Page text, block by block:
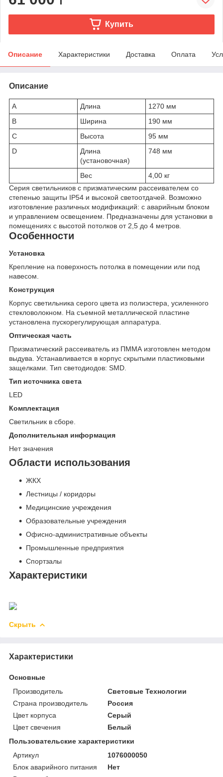
Купить
Описание Характеристики Доставка Оплата
Описание
A Длина
1270 мм
B
Ширина
190 мм
C
Высота
95 мм
D
Длина
(установочная)
748 мм
Вес
4,00 кг
Серия светильников с призматическим рассеивателем со
степенью защиты IP54 и высокой светоотдачей. Возможно
изготовление различных модификаций: с аварийным блоком
и управлением освещением. Предназначены для установки в
помещениях с высотой потолков от 2,5 до 4 метров.
Особенности
Установка
Крепление на поверхность потолка в помещении или под
навесом.
Конструкция
Корпус светильника серого цвета из полиэстера, усиленного
стекловолокном. На съемной металлической пластине
установлена пускорегулирующая аппаратура.
Оптическая часть
Призматический рассеиватель из ПММА изготовлен методом
выдува. Устанавливается в корпус скрытыми пластиковыми
защелками. Тип светодиодов: SMD.
Тип источника света
LED
Комплектация
Светильник в сборе.
Дополнительная информация
Нет значения
Области использования
ЖКХ
Лестницы / коридоры
Медицинские учреждения
Образовательные учреждения
Офисно-административные объекты
Промышленные предприятия
Спортзалы
Характеристики
Скрыть
Характеристики
Основные
Производитель
Световые Технологии
Страна производитель
Россия
Цвет корпуса
Серый
Цвет свечения
Белый
Пользовательские характеристики
Артикул
1076000050
Блок аварийного питания
Нет